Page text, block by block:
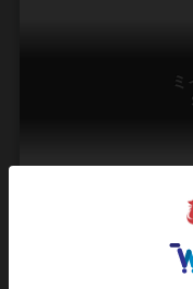
10～
サイコロを振って対応す